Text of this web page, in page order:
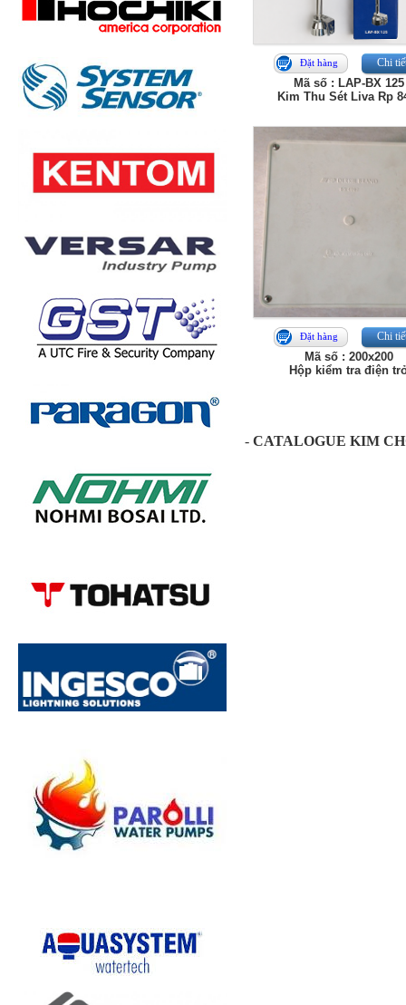
Đặt hàng Chi
Mã số : LAP-BX 125
Kim Thu Sét Liva Rp
Đặt hàng Chi
Mã số : 200x200
Hộp kiểm tra điện
- CATALOGUE KIM